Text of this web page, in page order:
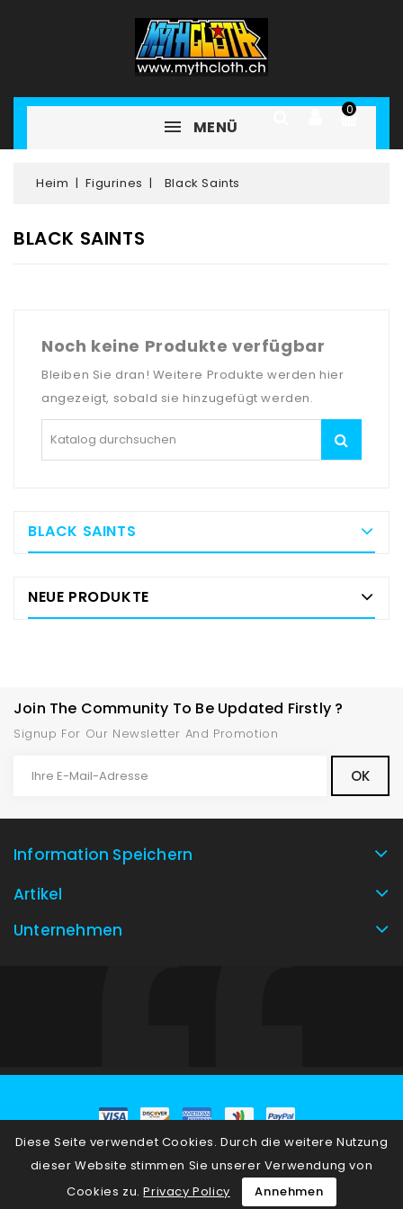
0
MENÜ
Heim Figurines Black Saints
BLACK SAINTS
Noch keine Produkte verfügbar
Bleiben Sie dran! Weitere Produkte werden hier
angezeigt, sobald sie hinzugefügt werden.
BLACK SAINTS
NEUE PRODUKTE
Join The Community To Be Updated Firstly ?
Signup For Our Newsletter And Promotion
Information Speichern
Artikel
Unternehmen
Diese Seite verwendet Cookies. Durch die weitere Nutzung
dieser Website stimmen Sie unserer Verwendung von
Cookies zu. Privacy Policy Annehmen
© 2026 - E-Commerce-Software von PrestaShop™